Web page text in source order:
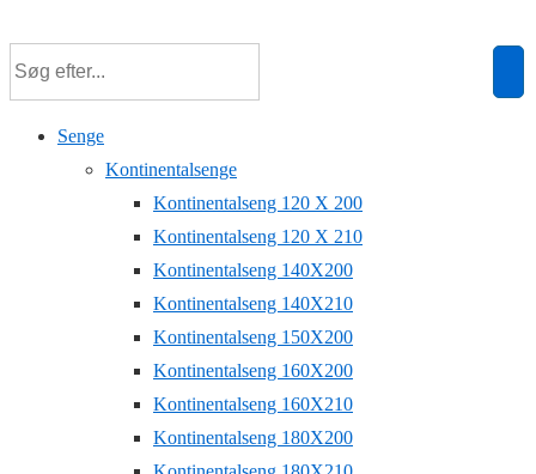
hovedindhold
Senge
Kontinentalsenge
Kontinentalseng 120 X 200
Kontinentalseng 120 X 210
Kontinentalseng 140X200
Kontinentalseng 140X210
Kontinentalseng 150X200
Kontinentalseng 160X200
Kontinentalseng 160X210
Kontinentalseng 180X200